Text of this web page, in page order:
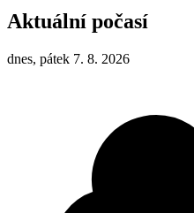
Aktuální počasí
dnes, pátek 7. 8. 2026